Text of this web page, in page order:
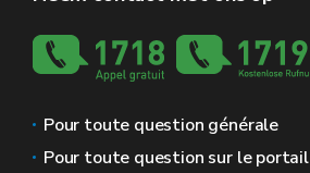
Pour toute question générale
Pour toute question sur le portail